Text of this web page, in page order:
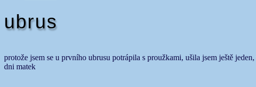
ubrus
protože jsem se u prvního ubrusu potrápila s proužkami, ušila jsem ještě
dni matek